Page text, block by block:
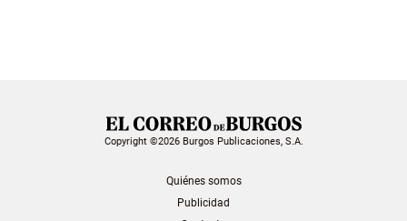
Copyright ©2026 Burgos Publicaciones, S.A.
Quiénes somos
Publicidad